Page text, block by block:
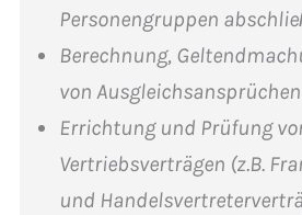
Personengruppen
Berechnung,
von Ausgleichsansprüchen
Errichtung und Prüfung
Vertriebsverträgen (z.B.
und